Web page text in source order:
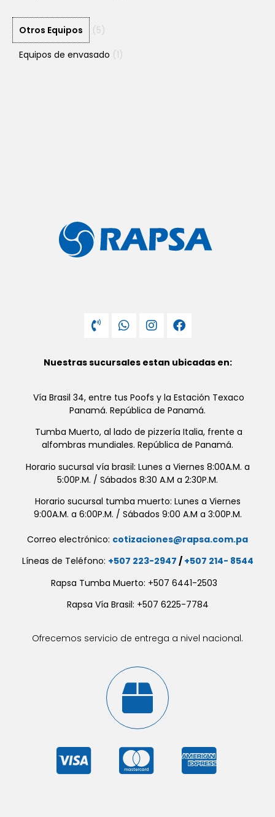
Otros Equipos
(5)
Equipos de envasado (1)
Nuestras sucursales estan ubicadas en:
Vía Brasil 34, entre tus Poofs y la Estación Texaco
Panamá. República de Panamá.
Tumba Muerto, al lado de pizzería Italia, frente a
alfombras mundiales. República de Panamá.
Horario sucursal vía brasil: Lunes a Viernes 8:00A.M. a
5:00P.M. / Sábados 8:30 A.M a 2:30P.M.
Horario sucursal tumba muerto: Lunes a Viernes
9:00A.M. a 6:00P.M. / Sábados 9:00 A.M a 3:00P.M.
Correo electrónico: cotizaciones@rapsa.com.pa
Líneas de Teléfono: +507 223-2947 / +507 214- 8544
Rapsa Tumba Muerto: +507 6441-2503
Rapsa Vía Brasil: +507 6225-7784
Ofrecemos servicio de entrega a nivel nacional.